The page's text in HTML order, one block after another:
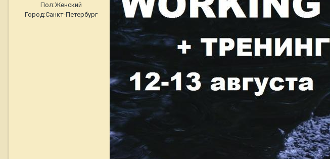
Пол:Женский
Город:Санкт-Петербург